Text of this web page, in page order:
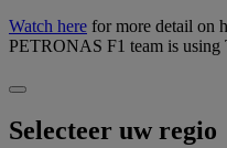
Watch here for more detail on
PETRONAS F1 team is using
Selecteer uw regio